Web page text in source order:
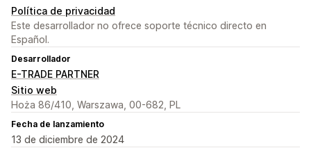
Política de privacidad
Este desarrollador no ofrece soporte técnico directo en
Español.
Desarrollador
E-TRADE PARTNER
Sitio web
Hoża 86/410, Warszawa, 00-682, PL
Fecha de lanzamiento
13 de diciembre de 2024